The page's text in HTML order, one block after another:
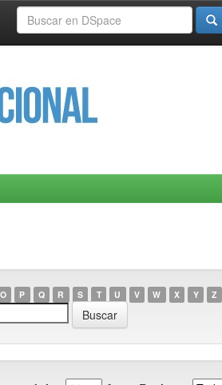
O P Q R S T U V W X Y Z